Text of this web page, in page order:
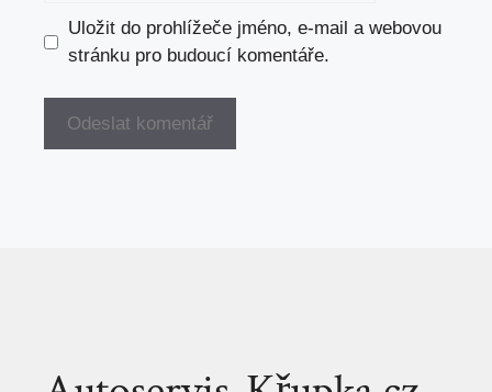
Uložit do prohlížeče jméno, e-mail a webovou
stránku pro budoucí komentáře.